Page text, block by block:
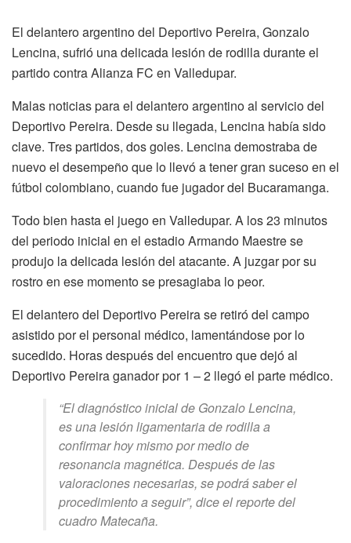
El delantero argentino del Deportivo Pereira, Gonzalo
Lencina, sufrió una delicada lesión de rodilla durante el
partido contra Alianza FC en Valledupar.
Malas noticias para el delantero argentino al servicio del
Deportivo Pereira. Desde su llegada, Lencina había sido
clave. Tres partidos, dos goles. Lencina demostraba de
nuevo el desempeño que lo llevó a tener gran suceso en el
fútbol colombiano, cuando fue jugador del Bucaramanga.
Todo bien hasta el juego en Valledupar. A los 23 minutos
del periodo inicial en el estadio Armando Maestre se
produjo la delicada lesión del atacante. A juzgar por su
rostro en ese momento se presagiaba lo peor.
El delantero del Deportivo Pereira se retiró del campo
asistido por el personal médico, lamentándose por lo
sucedido. Horas después del encuentro que dejó al
Deportivo Pereira ganador por 1 – 2 llegó el parte médico.
“El diagnóstico inicial de Gonzalo Lencina,
es una lesión ligamentaria de rodilla a
confirmar hoy mismo por medio de
resonancia magnética. Después de las
valoraciones necesarias, se podrá saber el
procedimiento a seguir”, dice el reporte del
cuadro Matecaña.